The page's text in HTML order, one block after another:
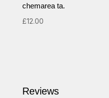
chemarea ta.
£12.00
Reviews